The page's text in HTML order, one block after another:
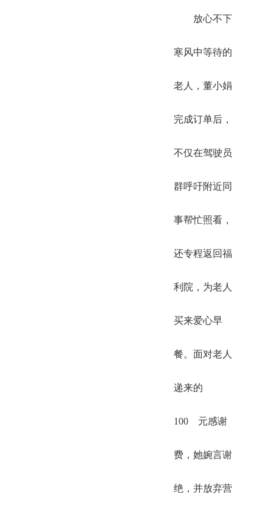
放心不下
寒风中等待的
老人，董小娟
完成订单后，
不仅在驾驶员
群呼吁附近同
事帮忙照看，
还专程返回福
利院，为老人
买来爱心早
餐。面对老人
递来的
100 元感谢
费，她婉言谢
绝，并放弃营